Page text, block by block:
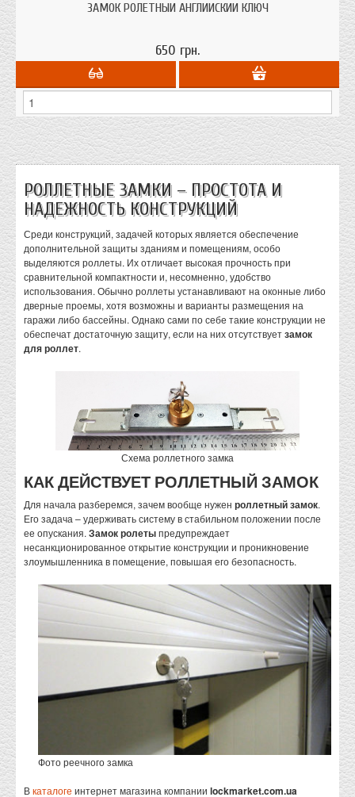
ЗАМОК РОЛЕТНЫЙ АНГЛИЙСКИЙ КЛЮЧ
650 грн.
РОЛЛЕТНЫЕ ЗАМКИ – ПРОСТОТА И
НАДЕЖНОСТЬ КОНСТРУКЦИЙ
Среди конструкций, задачей которых является обеспечение
дополнительной защиты зданиям и помещениям, особо
выделяются роллеты. Их отличает высокая прочность при
сравнительной компактности и, несомненно, удобство
использования. Обычно роллеты устанавливают на оконные либо
дверные проемы, хотя возможны и варианты размещения на
гаражи либо бассейны. Однако сами по себе такие конструкции не
обеспечат достаточную защиту, если на них отсутствуетзамок
для роллет.
Схема роллетного замка
КАК ДЕЙСТВУЕТ РОЛЛЕТНЫЙ ЗАМОК
Для начала разберемся, зачем вообще нужен роллетный замок.
Его задача – удерживать систему в стабильном положении после
ее опускания. Замок ролетыпредупреждает
несанкционированное открытие конструкции и проникновение
злоумышленника в помещение, повышая его безопасность.
Фото реечного замка
Вкаталоге интернет магазина компании lockmarket.com.ua